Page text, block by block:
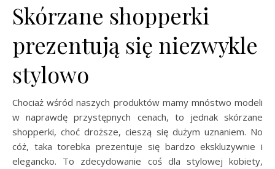
Skórzane shopperki
prezentują się niezwykle
stylowo
Chociaż wśród naszych produktów mamy mnóstwo modeli
w naprawdę przystępnych cenach, to jednak skórzane
shopperki, choć droższe, cieszą się dużym uznaniem. No
cóż, taka torebka prezentuje się bardzo ekskluzywnie i
elegancko. To zdecydowanie coś dla stylowej kobiety,